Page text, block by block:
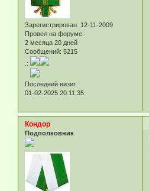
Зарегистрирован: 12-11-2009
Провел на форуме:
2 месяца 20 дней
Сообщений: 5215
.:
Последний визит:
01-02-2025 20:11:35
Кондор
Подполковник